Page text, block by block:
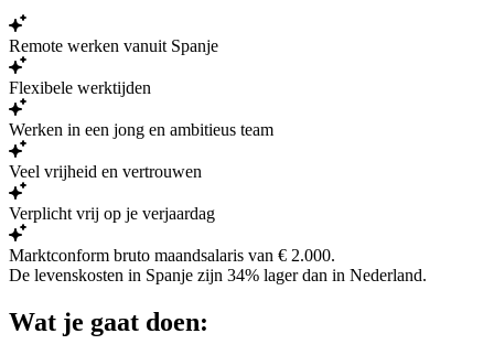
Remote werken vanuit Spanje
Flexibele werktijden
Werken in een jong en ambitieus team
Veel vrijheid en vertrouwen
Verplicht vrij op je verjaardag
Marktconform bruto maandsalaris van € 2.000.
De levenskosten in Spanje zijn 34% lagerdan in Nederland.
Wat je gaat doen: